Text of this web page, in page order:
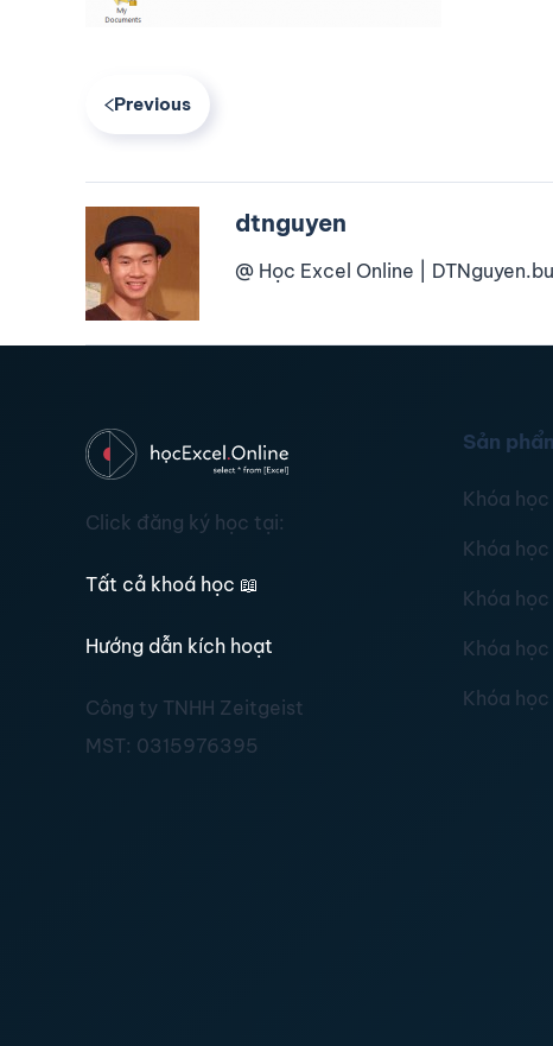
Previous
dtnguyen
@ Học Excel Online |
Click đăng ký học tại:
Tất cả khoá học 📖
Hướng dẫn kích hoạt
Công ty TNHH Zeitgeist
MST: 0315976395
Sản
Khóa học
Khóa học
Khóa học
Khóa
Khóa